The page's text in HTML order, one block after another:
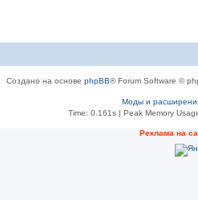
Создано на основе phpBB® Forum Software ©
Моды и
Time: 0.161s| Peak Memory
Рeклама на